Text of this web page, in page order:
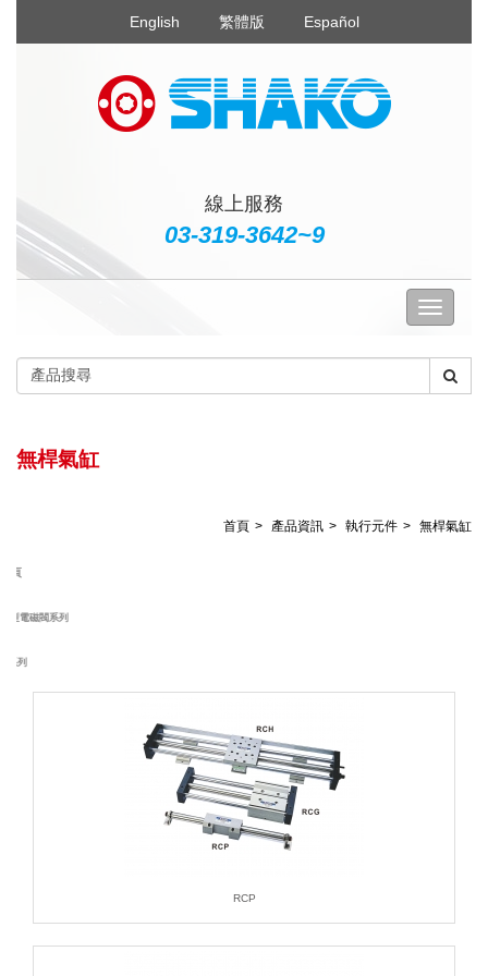
English 繁體版 Español
線上服務
03-319-3642~9
無桿氣缸
首頁 產品資訊 執行元件 無桿氣缸
電磁閥系列
RCP